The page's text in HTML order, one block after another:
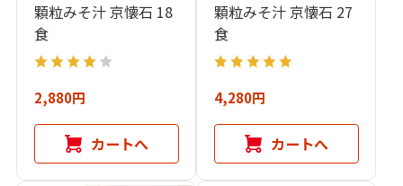
顆粒みそ汁 京懐石 18
食
2,880円
カートへ
顆粒みそ汁 京懐石 27
食
4,280円
カートへ